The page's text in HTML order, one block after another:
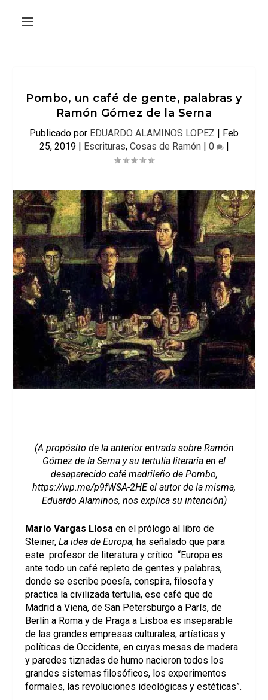
Pombo, un café de gente, palabras y
Ramón Gómez de la Serna
Publicado por EDUARDO ALAMINOS LOPEZ | Feb
25, 2019| Escrituras, Cosas de Ramón| 0 |
(A propósito de la anterior entrada sobre Ramón
Gómez de la Serna y su tertulia literaria en el
desaparecido café madrileño de Pombo,
https://wp.me/p9fWSA-2HEel autor de la misma,
Eduardo Alaminos, nos explica su intención)
Mario Vargas Llosa en el prólogo al libro de
Steiner,La idea de Europa, ha señalado que para
este profesor de literatura y crítico “Europa es
ante todo un café repleto de gentes y palabras,
donde se escribe poesía, conspira, filosofa y
practica la civilizada tertulia, ese café que de
Madrid a Viena, de San Petersburgo a París, de
Berlín a Roma y de Praga a Lisboa es inseparable
de las grandes empresas culturales, artísticas y
políticas de Occidente, en cuyas mesas de madera
y paredes tiznadas de humo nacieron todos los
grandes sistemas filosóficos, los experimentos
formales, las revoluciones ideológicas y estéticas”.